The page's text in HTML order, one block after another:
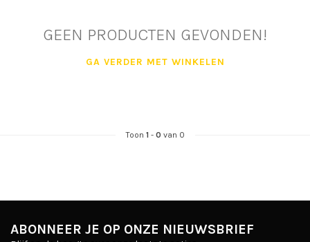
GEEN PRODUCTEN GEVONDEN!
GA VERDER MET WINKELEN
Toon 1- 0 van 0
ABONNEER JE OP ONZE NIEUWSBRIEF